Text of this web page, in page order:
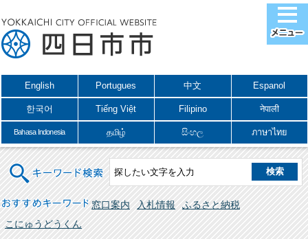
English Portugues 中文 Espanol
한국어 Tiếng Việt Filipino नेपाली
Bahasa Indonesia தமிழ் සිංහල ภาษาไทย
キーワード検索
おすすめキーワード 窓口案内 入札情報
ふるさと納税
こにゅうどうくん